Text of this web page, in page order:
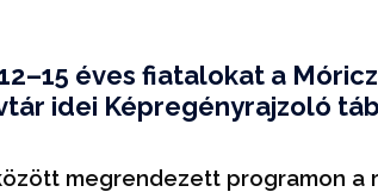
éves fiatalokat a
idei Képregényrajzoló
megrendezett programon a